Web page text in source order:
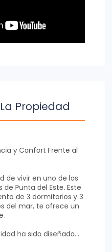
Propiedad
de vivir en uno de los
Punta del Este. Este
de 3 dormitorios y 3
del mar, te ofrece un
ha sido diseñado
elegancia. La cocina,